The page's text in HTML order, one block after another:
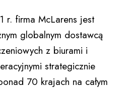
r. firma McLarens jest
globalnym dostawcą
z biurami i
strategicznie
70 krajach na całym